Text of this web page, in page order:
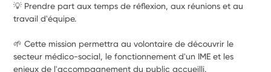
💡 Prendre part aux temps de réflexion, aux réunions et au
travail d'équipe.
🌱 Cette mission permettra au volontaire de découvrir le
secteur médico-social, le fonctionnement d'un IME et les
enjeux de l'accompagnement du public accueilli.